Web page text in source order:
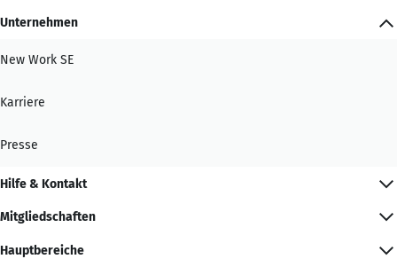
Unternehmen
New Work SE
Karriere
Presse
Hilfe & Kontakt
Mitgliedschaften
Hauptbereiche